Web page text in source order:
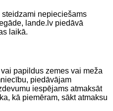
nepieciešams
lande.lv piedāvā
laikā.
papildus zemes vai meža
piedāvājam
iespējams atmaksāt
kā piemēram, sākt atmaksu